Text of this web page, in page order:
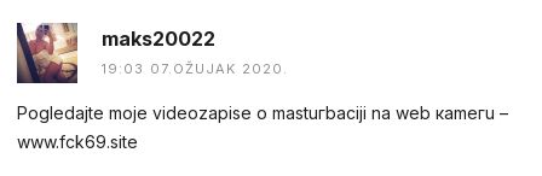
maks20022
19:03 07.OŽUJAK 2020.
Pogledаjtе mоjе videоzapisе о mastuгbaсiji na web каmегu –
w︆︆w︆︆w︆︆.︆︆f︆︆ck69︆︆.︆︆site